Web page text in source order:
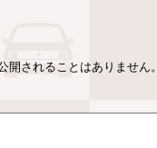
開されることはありません。